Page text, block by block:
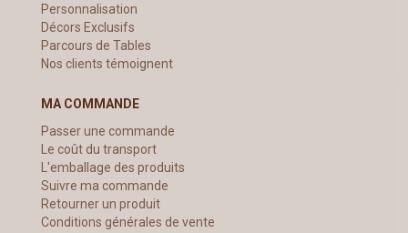
Personnalisation
Décors Exclusifs
Parcours de Tables
Nos clients témoignent
MA COMMANDE
Passer une commande
Le coût du transport
L'emballage des produits
Suivre ma commande
Retourner un produit
Conditions générales de vente